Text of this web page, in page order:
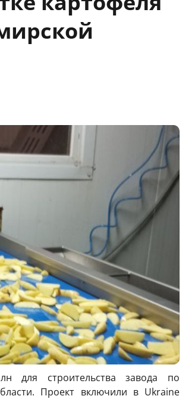
для строительства завода по
Проект включили в Ukraine